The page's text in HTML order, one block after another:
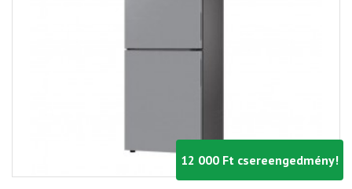
12 000 Ft csereengedmény!